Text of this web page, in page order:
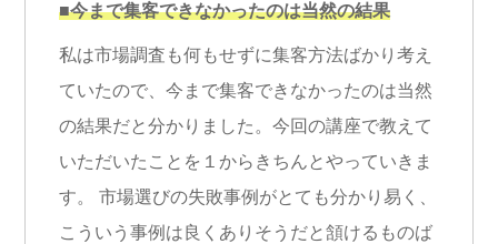
■今まで集客できなかったのは当然の結果
私は市場調査も何もせずに集客方法ばかり考え
ていたので、今まで集客できなかったのは当然
の結果だと分かりました。今回の講座で教えて
いただいたことを１からきちんとやっていきま
す。 市場選びの失敗事例がとても分かり易く、
こういう事例は良くありそうだと頷けるものば